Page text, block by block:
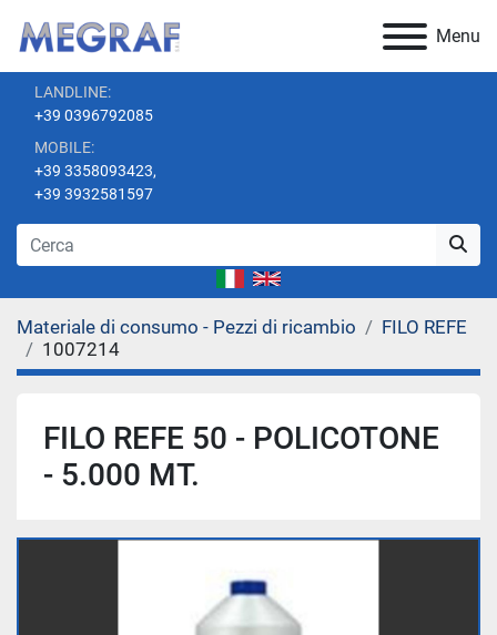
Menu
LANDLINE:
+39 0396792085
MOBILE:
+39 3358093423,
+39 3932581597
Materiale di consumo - Pezzi di ricambio
FILO REFE
1007214
FILO REFE 50 - POLICOTONE
- 5.000 MT.